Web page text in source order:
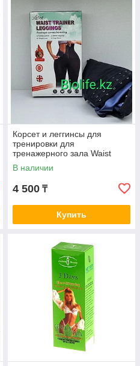
Корсет и леггинсы для
тренировки для
тренажерного зала Waist
Trainer Corset Gym Leggings
В наличии
4 500 ₸
Купить